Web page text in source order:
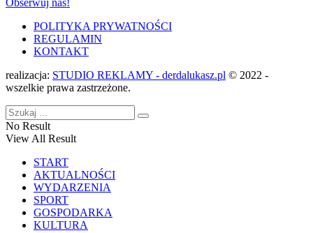
Obserwuj nas!
POLITYKA PRYWATNOŚCI
REGULAMIN
KONTAKT
realizacja: STUDIO REKLAMY - derdalukasz.pl © 2022 -
wszelkie prawa zastrzeżone.
No Result
View All Result
START
AKTUALNOŚCI
WYDARZENIA
SPORT
GOSPODARKA
KULTURA